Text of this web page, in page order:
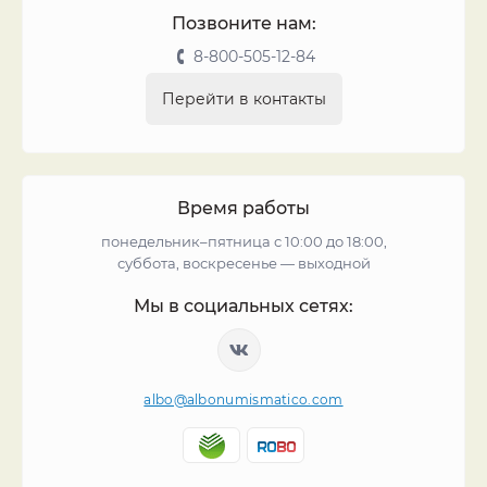
Позвоните нам:
8-800-505-12-84
Перейти в контакты
Время работы
понедельник–пятница с 10:00 до 18:00,
суббота, воскресенье — выходной
Мы в социальных сетях:
albo@albonumismatico.com